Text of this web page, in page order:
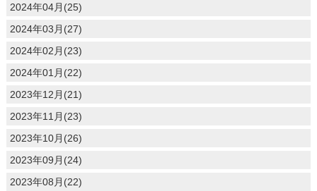
2024年04月(25)
2024年03月(27)
2024年02月(23)
2024年01月(22)
2023年12月(21)
2023年11月(23)
2023年10月(26)
2023年09月(24)
2023年08月(22)